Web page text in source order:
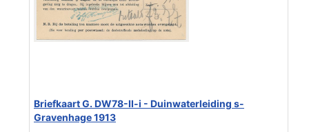
Briefkaart G. DW78-II-i - Duinwaterleiding s-
Gravenhage 1913